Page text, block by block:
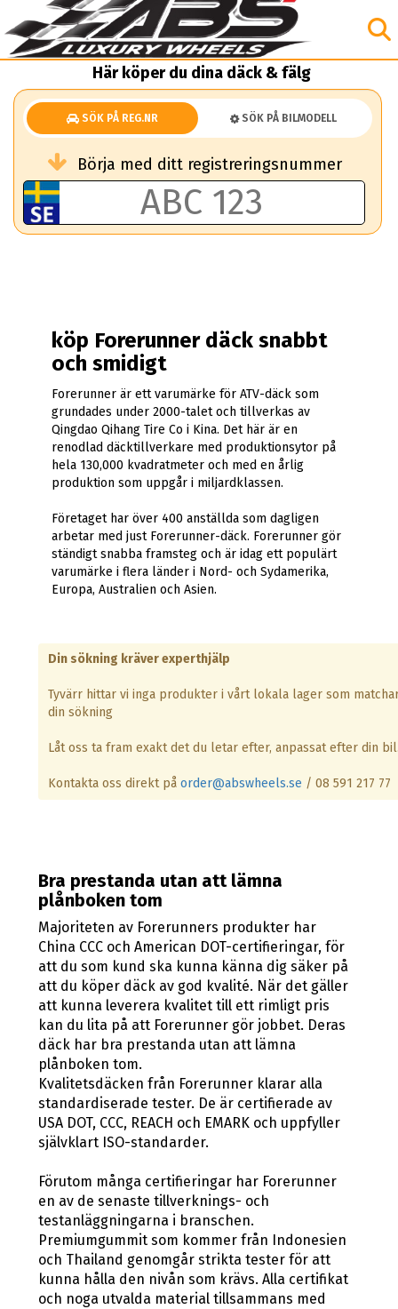
Här köper du dina däck & fälg
SÖK PÅ REG.NR SÖK PÅ BILMODELL
Börja med ditt registreringsnummer
köp Forerunner däck snabbt
och smidigt
Forerunner är ett varumärke för ATV-däck som
grundades under 2000-talet och tillverkas av
Qingdao Qihang Tire Co i Kina. Det här är en
renodlad däcktillverkare med produktionsytor på
hela 130,000 kvadratmeter och med en årlig
produktion som uppgår i miljardklassen.
Företaget har över 400 anställda som dagligen
arbetar med just Forerunner-däck. Forerunner gör
ständigt snabba framsteg och är idag ett populärt
varumärke i flera länder i Nord- och Sydamerika,
Europa, Australien och Asien.
Din sökning kräver experthjälp
Tyvärr hittar vi inga produkter i vårt lokala lager som
din sökning
Låt oss ta fram exakt det du letar efter, anpassat efter din
Kontakta oss direkt påorder@abswheels.se / 08 591 217 77
Bra prestanda utan att lämna
plånboken tom
Majoriteten av Forerunners produkter har
China CCC och American DOT-certifieringar, för
att du som kund ska kunna känna dig säker på
att du köper däck av god kvalité. När det gäller
att kunna leverera kvalitet till ett rimligt pris
kan du lita på att Forerunner gör jobbet. Deras
däck har bra prestanda utan att lämna
plånboken tom.
Kvalitetsdäcken från Forerunner klarar alla
standardiserade tester. De är certifierade av
USA DOT, CCC, REACH och EMARK och uppfyller
självklart ISO-standarder.
Förutom många certifieringar har Forerunner
en av de senaste tillverknings- och
testanläggningarna i branschen.
Premiumgummit som kommer från Indonesien
och Thailand genomgår strikta tester för att
kunna hålla den nivån som krävs. Alla certifikat
och noga utvalda material tillsammans med